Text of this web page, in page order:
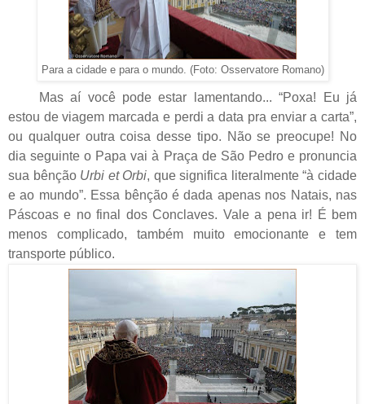
Para a cidade e para o mundo. (Foto: Osservatore Romano)
Mas aí você pode estar lamentando... “Poxa! Eu já
estou de viagem marcada e perdi a data pra enviar a carta”,
ou qualquer outra coisa desse tipo. Não se preocupe! No
dia seguinte o Papa vai à Praça de São Pedro e pronuncia
sua bênção Urbi et Orbi, que significa literalmente “à cidade
e ao mundo”. Essa bênção é dada apenas nos Natais, nas
Páscoas e no final dos Conclaves. Vale a pena ir! É bem
menos complicado, também muito emocionante e tem
transporte público.